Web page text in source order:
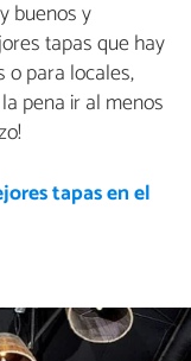
buenos y
tapas que hay
o para locales,
pena ir al menos
tapas en el